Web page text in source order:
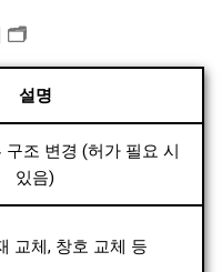
🗂️
설명
구조 변경 (허가 필요 시
있음)
교체, 창호 교체 등